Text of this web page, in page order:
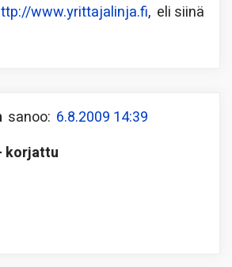
www.yrittajalinja.fi, eli siinä
sanoo: 6.8.2009 14:39
korjattu